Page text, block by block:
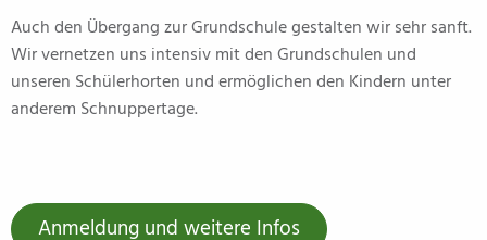
Auch den Übergang zur Grundschule gestalten wir sehr sanft.
Wir vernetzen uns intensiv mit den Grundschulen und
unseren Schülerhorten und ermöglichen den Kindern unter
anderem Schnuppertage.
Anmeldung und weitere Infos